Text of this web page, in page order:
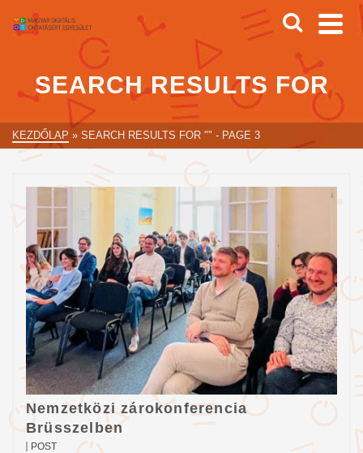
SEARCH RESULTS FOR
KEZDŐLAP » SEARCH RESULTS FOR "" - PAGE 3
Nemzetközi zárokonferencia
Brüsszelben
POST